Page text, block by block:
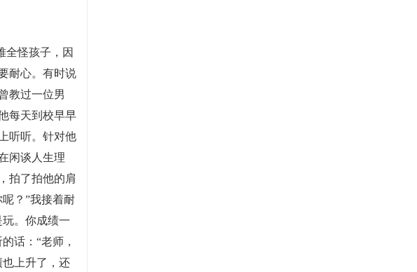
全怪孩子，因
耐心。有时说
教过一位男
每天到校早早
听听。针对他
闲谈人生理
拍了拍他的肩
？”我接着耐
。你成绩一
话：“老师，
上升了，还